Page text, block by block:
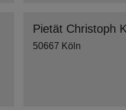
Pietät Christoph
50667 Köln